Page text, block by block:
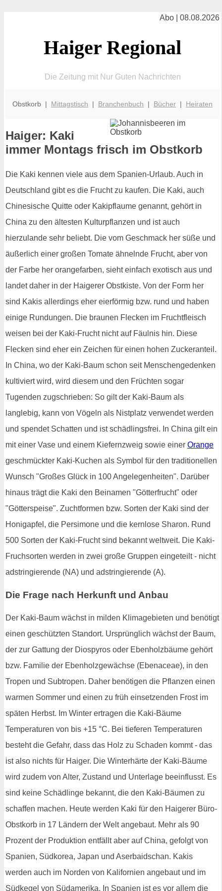
Abo | 08.08.2026
Haiger Regional
Die Zeitung mit Nur Guten Nachrichten
Obstkorb | Mittagstisch | Branchenbuch | Bücher | Heiraten
Haiger: Kaki
immer Montags frisch im Obstkorb
Die Kaki kennen viele aus dem Spanien-Urlaub. Auch in
Deutschland gibt es die Frucht zu kaufen. Die Kaki, auch
Chinesische Quitte oder Kakipflaume genannt, gehört in
China zu den ältesten Kulturpflanzen und ist auch
hierzulande sehr beliebt. Die vom Geschmack her süße und
äußerlich einer großen Tomate ähnelnde Frucht, aber von
der Farbe her orangefarben, sieht einfach exotisch aus und
landet daher in der Haigerer Obstkiste. Von der Form her
sind Kakis allerdings eher eierförmig bzw. rund und haben
einige Rundungen. Die braunen Flecken im Fruchtfleisch
weisen bei der Kaki-Frucht nicht auf Fäulnis hin. Diese
Flecken sind eher ein Zeichen für einen hohen Zuckeranteil.
In China, wo der Kaki-Baum schon seit Menschengedenken
kultiviert wird, wird diesem und den Früchten sogar
Tugenden zugschrieben: So gilt der Kaki-Baum als
langlebig, kann von Vögeln als Nistplatz verwendet werden
und spendet Schatten und ist schädlingsfrei. In China gilt ein
mit einer Vase und einem Kiefernzweig sowie einer Orange
geschmückter Kaki-Kuchen als Symbol für den traditionellen
Wunsch "Großes Glück in 100 Angelegenheiten". Darüber
hinaus trägt die Kaki den Beinamen "Götterfrucht" oder
"Götterspeise". Zuchtformen bzw. Sorten der Kaki sind der
Honigapfel, die Persimone und die kernlose Sharon. Rund
500 Sorten der Kaki-Frucht sind bekannt weltweit. Die Kaki-
Fruchsorten werden in zwei große Gruppen eingeteilt - nicht
adstringierende (NA) und adstringierende (A).
Die Frage nach Herkunft und Anbau
Der Kaki-Baum wächst in milden Klimagebieten und benötigt
einen geschützten Standort. Ursprünglich wächst der Baum,
der zur Gattung der Diospyros oder Ebenholzbäume gehört
bzw. Familie der Ebenholzgewächse (Ebenaceae), in den
Tropen und Subtropen. Daher benötigen die Pflanzen einen
warmen Sommer und einen zu früh einsetzenden Frost im
späten Herbst. Im Winter ertragen die Kaki-Bäume
Temperaturen von bis +15 °C. Bei tieferen Temperaturen
besteht die Gefahr, dass das Holz zu Schaden kommt - das
ist also nichts für Haiger. Die Winterhärte der Kaki-Bäume
wird zudem von Alter, Zustand und Unterlage beeinflusst. Es
sind keine Schädlinge bekannt, die den Kaki-Bäumen zu
schaffen machen. Heute werden Kaki für den Haigerer Büro-
Obstkorb in 17 Ländern der Welt angebaut. Mehr als 90
Prozent der Produktion entfällt aber auf China, gefolgt von
Spanien, Südkorea, Japan und Aserbaidschan. Kakis
werden auch im Norden von Kalifornien angebaut und im
Südkegel von Südamerika. In Spanien ist es vor allem die